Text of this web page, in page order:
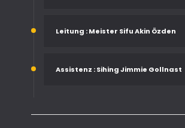
Leitung : Meister Sifu Akin Özden
Assistenz : Sihing Jimmie Gollnast